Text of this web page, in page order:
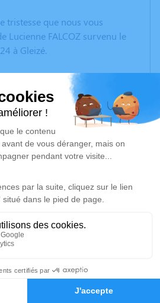
Hommages
tristesse que nous vous
Lucienne FALCOZ survenu le
à Gleizé.
cet espace pour laisser
des photos souvenirs, une
vos pensées à travers des
Cet endroit est un lieu
la mémoire de Lucienne
d’arbre hommage est
Je rends hommage
2024 à 11h00
du Cimetière